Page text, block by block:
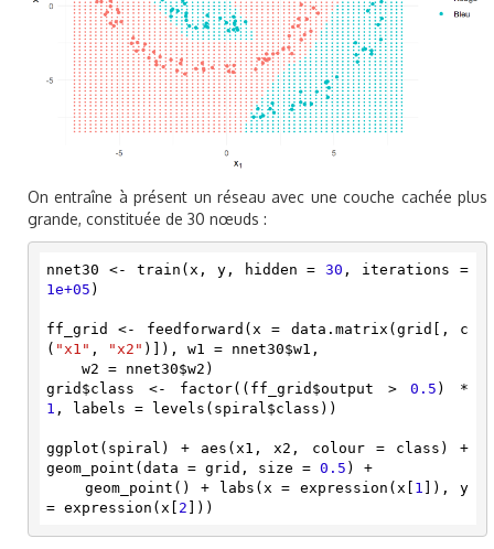
On entraîne à présent un réseau avec une couche cachée plus
grande, constituée de 30 nœuds :
nnet30 <- train(x, y, hidden = 30
1e+05 )
ff_grid <- feedforward(x = data.matrix(grid[, c
( "x1" , "x2" )]), w1 = nnet30$w1,
grid$class <- factor((ff_grid$output > 0.5
1 , labels = levels(spiral$class))
ggplot(spiral) + aes(x1, x2, colour = class) +
geom_point(data = grid, size = 0.5 ) +
    geom_point() + labs(x = expression(x[
1
]), y
= expression(x[ 2 ]))